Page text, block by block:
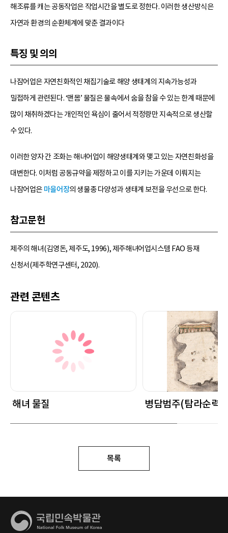
해조류를 캐는 공동작업은 작업시간을 별도로 정한다. 이러한 생산방식은
자연과 환경의 순환체계에 맞춘 결과이다
특징 및 의의
나잠어업은 자연친화적인 채집기술로 해양 생태계의 지속가능성과
밀접하게 관련된다. ‘맨몸’ 물질은 물속에서 숨을 참을 수 있는 한계 때문에
많이 채취하겠다는 개인적인 욕심이 줄어서 적정량만 지속적으로 생산할
수 있다.
이러한 양자 간 조화는 해녀어업이 해양생태계와 맺고 있는 자연친화성을
대변한다. 이처럼 공동규약을 제정하고 이를 지키는 가운데 이뤄지는
나잠어업은 마을어장의 생물종 다양성과 생태계 보전을 우선으로 한다.
참고문헌
제주의 해녀(김영돈, 제주도, 1996), 제주해녀어업시스템 FAO 등재
신청서(제주학연구센터, 2020).
관련 콘텐츠
해녀 물질 병담범주(탐라순력
목록